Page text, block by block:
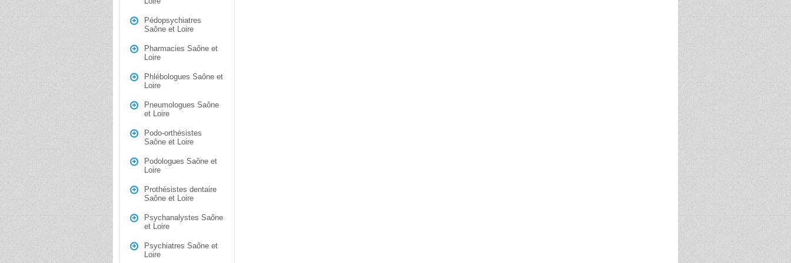
Pédopsychiatres
Saône et Loire
Pharmacies Saône et
Loire
Phlébologues Saône et
Loire
Pneumologues Saône
et Loire
Podo-orthésistes
Saône et Loire
Podologues Saône et
Loire
Prothésistes dentaire
Saône et Loire
Psychanalystes Saône
et Loire
Psychiatres Saône et
Loire